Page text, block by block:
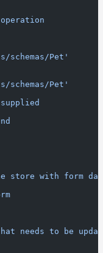
schemas/Pet'
schemas/Pet'
store with form
needs to be